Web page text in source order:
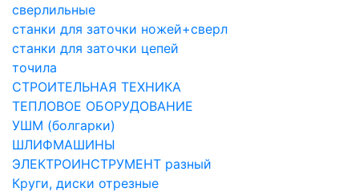
сверлильные
станки для заточки ножей+сверл
станки для заточки цепей
точила
СТРОИТЕЛЬНАЯ ТЕХНИКА
ТЕПЛОВОЕ ОБОРУДОВАНИЕ
УШМ (болгарки)
ШЛИФМАШИНЫ
ЭЛЕКТРОИНСТРУМЕНТ разный
Круги, диски отрезные